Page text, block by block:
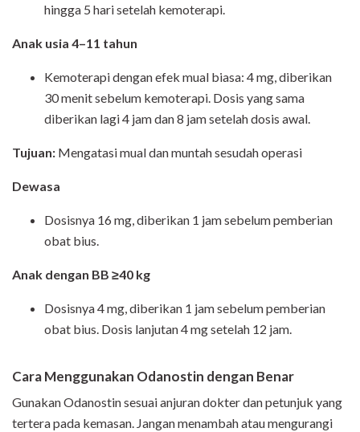
hingga 5 hari setelah kemoterapi.
Anak usia 4–11 tahun
Kemoterapi dengan efek mual biasa: 4 mg, diberikan
30 menit sebelum kemoterapi. Dosis yang sama
diberikan lagi 4 jam dan 8 jam setelah dosis awal.
Tujuan: Mengatasi mual dan muntah sesudah operasi
Dewasa
Dosisnya 16 mg, diberikan 1 jam sebelum pemberian
obat bius.
Anak dengan BB ≥40 kg
Dosisnya 4 mg, diberikan 1 jam sebelum pemberian
obat bius. Dosis lanjutan 4 mg setelah 12 jam.
Cara Menggunakan Odanostin dengan Benar
Gunakan Odanostin sesuai anjuran dokter dan petunjuk yang
tertera pada kemasan. Jangan menambah atau mengurangi